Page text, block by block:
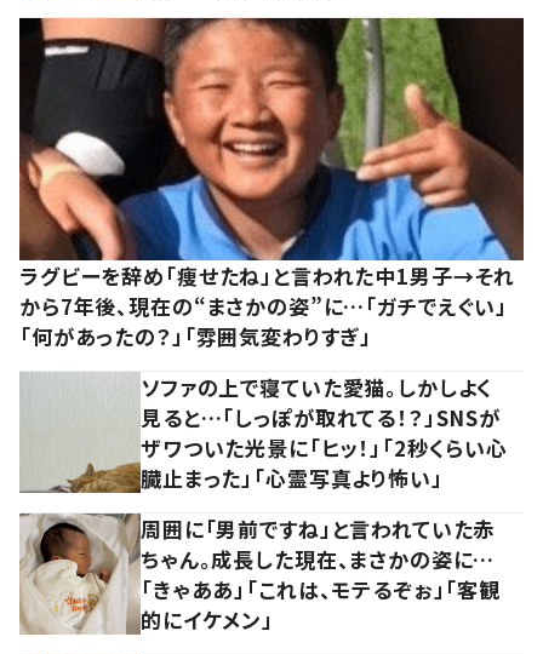
ラグビーを辞め「痩せたね」と言われた中1男子→それ
から7年後、現在の“まさかの姿”に…「ガチでえぐい」
「何があったの？」「雰囲気変わりすぎ」
ソファの上で寝ていた愛猫。しかしよく
見ると…「しっぽが取れてる！？」SNSが
ザワついた光景に「ヒッ！」「2秒くらい心
臓止まった」「心霊写真より怖い」
周囲に「男前ですね」と言われていた赤
ちゃん。成長した現在、まさかの姿に…
「きゃああ」「これは、モテるぞぉ」「客観
的にイケメン」